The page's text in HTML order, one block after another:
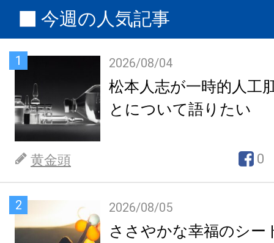
今週の人気記事
1 2026/08/04
松本人志が一時的人工
とについて語りたい
黄金頭 0
2 2026/08/05
ささやかな幸福のシー